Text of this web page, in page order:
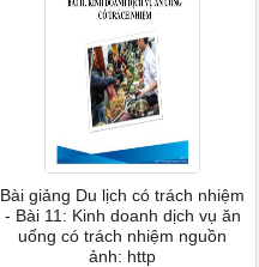
Bài giảng Du lịch có trách nhiệm
- Bài 11: Kinh doanh dịch vụ ăn
uống có trách nhiệm nguồn
ảnh: http